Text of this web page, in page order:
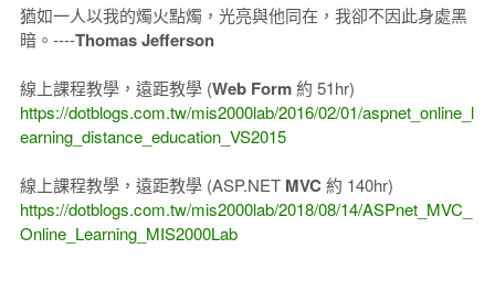
猶如一人以我的燭火點燭，光亮與他同在，我卻不因此身處黑
暗。----Thomas Jefferson
線上課程教學，遠距教學 (Web Form約 51hr)
https://dotblogs.com.tw/mis2000lab/2016/02/01/aspnet_online_l
earning_distance_education_VS2015
線上課程教學，遠距教學 (ASP.NET MVC 約 140hr)
https://dotblogs.com.tw/mis2000lab/2018/08/14/ASPnet_MVC_
Online_Learning_MIS2000Lab